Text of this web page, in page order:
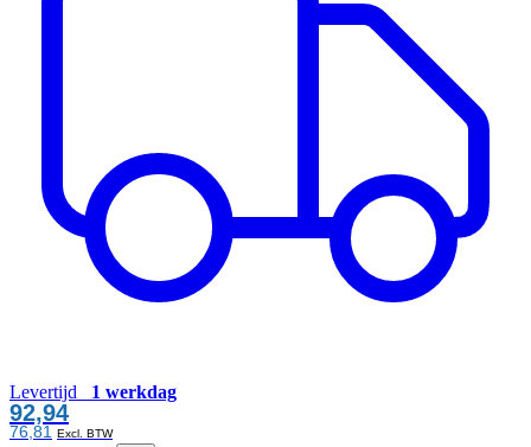
Levertijd 1 werkdag
92,94
76,81